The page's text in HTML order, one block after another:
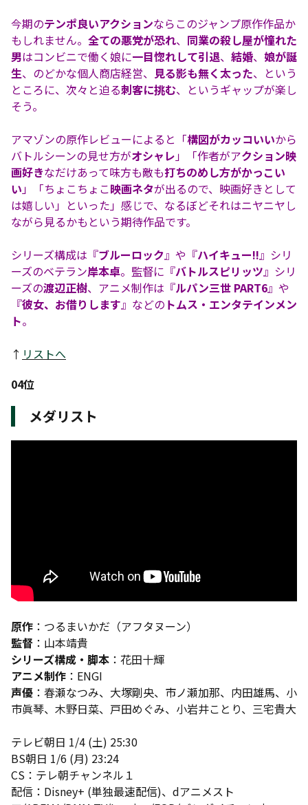
今期のテンポ良いアクションならこのジャンプ原作作品か
もしれません。 全ての悪党が恐れ、 同業の殺し屋が憧れた
男はコンビニで働く娘に一目惚れして引退、 結婚、 娘が誕
生、のどかな個人商店経営、 見る影も無く太った、という
ところに、次々と迫る刺客に挑む、というギャップが楽し
そう。
アマゾンの原作レビューによると「構図がカッコいいから
バトルシーンの見せ方がオシャレ」「作者がアクション映
画好きなだけあって味方も敵も打ちのめし方がかっこい
い」「ちょこちょこ映画ネタが出るので、映画好きとして
は嬉しい」といった」感じで、なるぼどそれはニヤニヤし
ながら見るかもという期待作品です。
シリーズ構成は『ブルーロック』や『ハイキュー!!』シリ
ーズのベテラン岸本卓。監督に『バトルスピリッツ』シリ
ーズの渡辺正樹、アニメ制作は『ルパン三世 PART6』や
『彼女、お借りします』などの トムス・エンタテインメン
ト。
↑ リストへ
04位
メダリスト
原作 ：つるまいかだ（アフタヌーン）
監督 ：山本靖貴
シリーズ構成・脚本 ：花⽥⼗輝
アニメ制作 ：ENGI
声優 ：春瀬なつみ、大塚剛央、市ノ瀬加那、内田雄馬、小
市眞琴、木野日菜、戸田めぐみ、小岩井ことり、三宅貴大
テレビ朝日 1/4 (土) 25:30
BS朝日 1/6 (月) 23:24
CS：テレ朝チャンネル１
配信：Disney+ (単独最速配信)、dアニメスト